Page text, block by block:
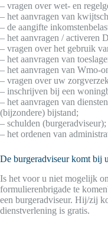
– vragen over wet- en
– het aanvragen van
– de aangifte
– het aanvragen / activeren
– vragen over het gebruik
– het aanvragen van
– het aanvragen van Wmo-
– vragen over uw
– inschrijven bij een
– het aanvragen van
(bijzondere) bijstand;
– schulden (burgeradviseur);
– het ordenen van
De burgeradviseur komt bij
Is het voor u niet mogelijk
formulierenbrigade te
een burgeradviseur. Hij/zij
dienstverlening is gratis.